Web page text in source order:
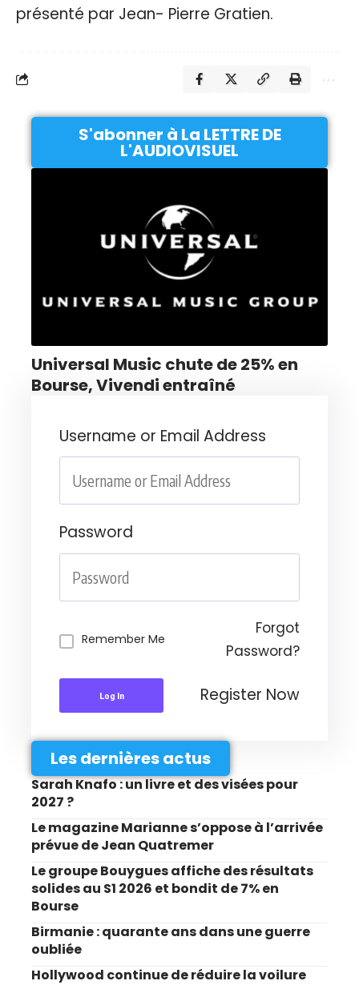
présenté par Jean- Pierre Gratien.
S'abonner à La LETTRE DE
L'AUDIOVISUEL
Universal Music chute de 25% en
Bourse, Vivendi entraîné
Username or Email Address
Password
Remember Me
Forgot
Password?
Log In Register Now
Les dernières actus
Sarah Knafo : un livre et des visées pour
2027 ?
Le magazine Marianne s’oppose à l’arrivée
prévue de Jean Quatremer
Le groupe Bouygues affiche des résultats
solides au S1 2026 et bondit de 7% en
Bourse
Birmanie : quarante ans dans une guerre
oubliée
Hollywood continue de réduire la voilure